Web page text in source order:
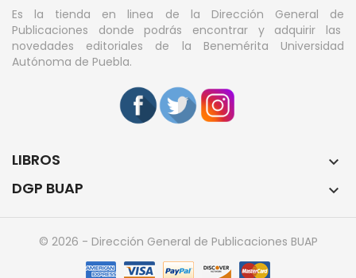
Es la tienda en linea de la Dirección General de
Publicaciones donde podrás encontrar y adquirir las
novedades editoriales de la Benemérita Universidad
Autónoma de Puebla.
LIBROS 
DGP BUAP 
© 2026 - Dirección General de Publicaciones BUAP